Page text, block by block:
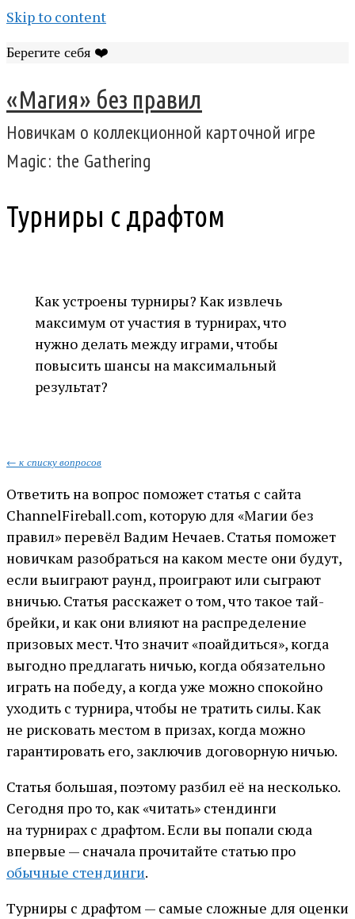
Skip to content
Берегите себя ❤️
«Магия» без правил
Новичкам о коллекционной карточной игре
Magic: the Gathering
Турниры с драфтом
Как устроены турниры? Как извлечь
максимум от участия в турнирах, что
нужно делать между играми, чтобы
повысить шансы на максимальный
результат?
← к списку вопросов
Ответить на вопрос поможет статья с сайта
ChannelFireball.com, которую для «Магии без
правил» перевёл Вадим Нечаев. Статья поможет
новичкам разобраться на каком месте они будут,
если выиграют раунд, проиграют или сыграют
вничью. Статья расскажет о том, что такое тай-
брейки, и как они влияют на распределение
призовых мест. Что значит «поайдиться», когда
выгодно предлагать ничью, когда обязательно
играть на победу, а когда уже можно спокойно
уходить с турнира, чтобы не тратить силы. Как
не рисковать местом в призах, когда можно
гарантировать его, заключив договорную ничью.
Статья большая, поэтому разбил её на несколько.
Сегодня про то, как «читать» стендинги
на турнирах с драфтом. Если вы попали сюда
впервые — сначала прочитайте статью про
обычные стендинги.
Турниры с драфтом — самые сложные для оценки